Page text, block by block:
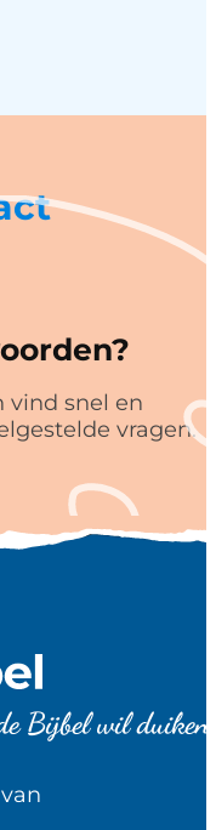
vind snel en
vragen.
Bijbel wil